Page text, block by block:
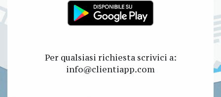
Per qualsiasi richiesta scrivici a:
info@clientiapp.com